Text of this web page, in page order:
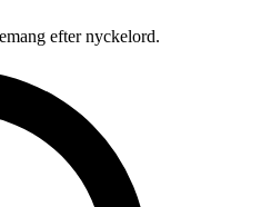
efter nyckelord.